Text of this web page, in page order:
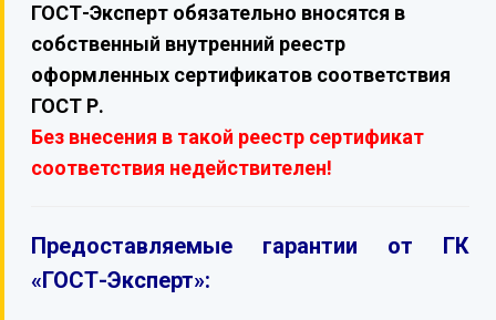
ГОСТ-Эксперт обязательно вносятся в
собственный внутренний реестр
оформленных сертификатов соответствия
ГОСТ Р.
Без внесения в такой реестр сертификат
соответствия недействителен!
Предоставляемые гарантии от ГК
«ГОСТ-Эксперт»: